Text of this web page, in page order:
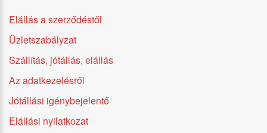
Elállás a szerződéstől
Üzletszabályzat
Szállítás, jótállás, elállás
Az adatkezelésről
Jótállási igénybejelentő
Elállási nyilatkozat